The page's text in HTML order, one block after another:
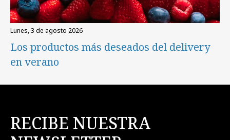
lunes, 3 de agosto 2026
Los productos más deseados del delivery
en verano
RECIBE NUESTRA